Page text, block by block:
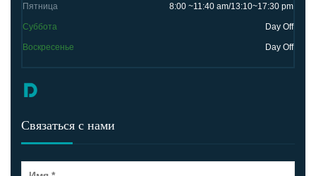
Пятница 8:00 ~11:40 am/13:10~17:30 pm
Суббота Day Off
Воскресенье Day Off
Связаться с нами